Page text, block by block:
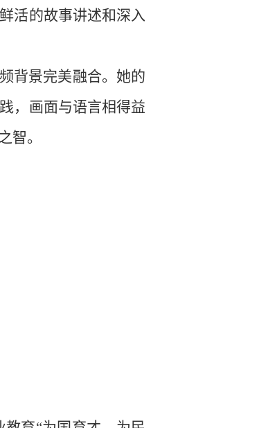
活的故事讲述和深入
背景完美融合。她的
，画面与语言相得益
智。